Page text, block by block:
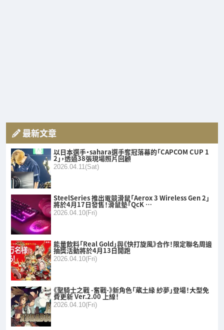
最新文章
以日本選手・sahara選手奪冠落幕的「CAPCOM CUP 1
2」，透過38張現場照片回顧
2026.04.11(Sat)
SteelSeries 推出電競滑鼠「Aerox 3 Wireless Gen 2」
將於4月17日發售！滑鼠墊「QcK …
2026.04.10(Fri)
能量飲料「Real Gold」與《快打旋風》合作！限定聯名周邊
抽獎活動將於4月13日開跑
2026.04.10(Fri)
《聖騎士之戰 -奮戰-》新角色「蔵土緣 紗夢」登場！大型免
費更新 Ver.2.00 上線！
2026.04.10(Fri)